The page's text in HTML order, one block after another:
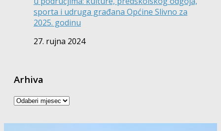
sporta i udruga građana Općine Slivno za
2025. godinu
27. rujna 2024
Arhiva
Arhiva